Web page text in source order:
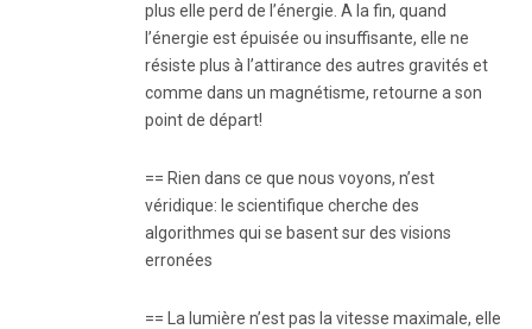
plus elle perd de l’énergie. A la fin, quand
l’énergie est épuisée ou insuffisante, elle ne
résiste plus à l’attirance des autres gravités et
comme dans un magnétisme, retourne a son
point de départ!
== Rien dans ce que nous voyons, n’est
véridique: le scientifique cherche des
algorithmes qui se basent sur des visions
erronées
== La lumière n’est pas la vitesse maximale, elle